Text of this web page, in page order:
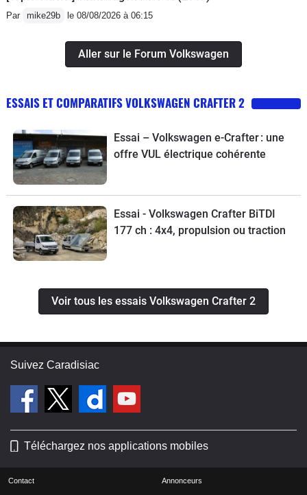
Par mike29b le 08/08/2026 à 06:15
Aller sur le Forum Volkswagen
ESSAIS ET COMPARATIFS VOLKSWAGEN CRAFTER 2
Essai – Volkswagen e-Crafter : une
offre VUL électrique cohérente
Essai - Volkswagen Crafter BiTDI
177 ch : 4x4, propulsion ou traction
Voir tous les essais Volkswagen Crafter 2
Suivez Caradisiac
Téléchargez nos applications mobiles
Contact Annonceurs